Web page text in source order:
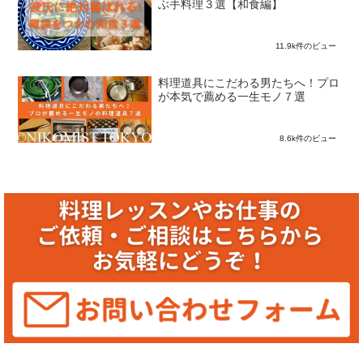
ぶ手料理３選【和食編】
11.9k件のビュー
料理道具にこだわる男たちへ！プロ
が本気で薦める一生モノ７選
8.6k件のビュー